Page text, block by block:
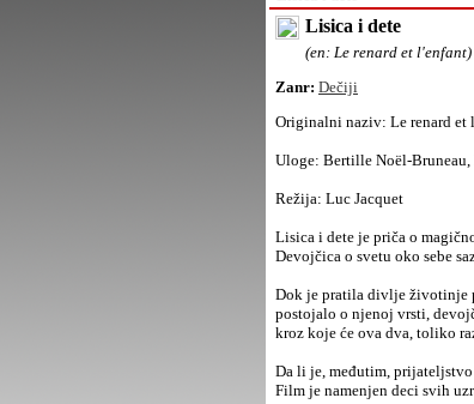
Lisica i dete
(en: Le renard et l'enfant)
Zanr: Dečiji
Originalni naziv: Le renard et
Uloge: Bertille Noël-Bruneau,
Režija: Luc Jacquet
Lisica i dete je priča o
Devojčica o svetu oko sebe
Dok je pratila divlje životinje
postojalo o njenoj vrsti,
kroz koje će ova dva, toliko
Da li je, međutim,
Film je namenjen deci svih